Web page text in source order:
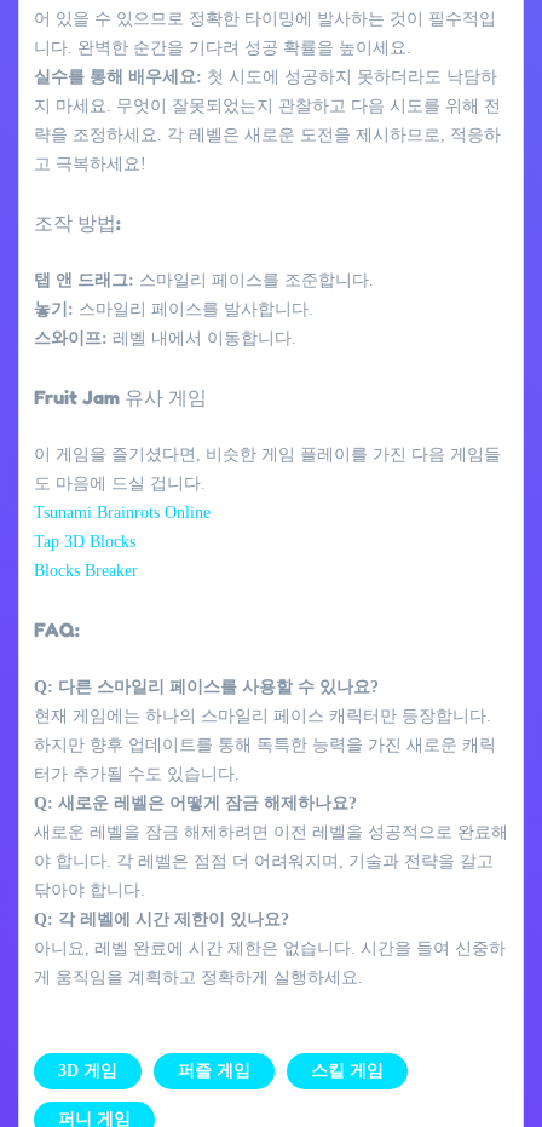
어 있을 수 있으므로 정확한 타이밍에 발사하는 것이 필수적입
니다. 완벽한 순간을 기다려 성공 확률을 높이세요.
실수를 통해 배우세요: 첫 시도에 성공하지 못하더라도 낙담하
지 마세요. 무엇이 잘못되었는지 관찰하고 다음 시도를 위해 전
략을 조정하세요. 각 레벨은 새로운 도전을 제시하므로, 적응하
고 극복하세요!
조작 방법:
탭 앤 드래그: 스마일리 페이스를 조준합니다.
놓기: 스마일리 페이스를 발사합니다.
스와이프: 레벨 내에서 이동합니다.
Fruit Jam 유사 게임
이 게임을 즐기셨다면, 비슷한 게임 플레이를 가진 다음 게임들
도 마음에 드실 겁니다.
Tsunami Brainrots Online
Tap 3D Blocks
Blocks Breaker
FAQ:
Q: 다른 스마일리 페이스를 사용할 수 있나요?
현재 게임에는 하나의 스마일리 페이스 캐릭터만 등장합니다.
하지만 향후 업데이트를 통해 독특한 능력을 가진 새로운 캐릭
터가 추가될 수도 있습니다.
Q: 새로운 레벨은 어떻게 잠금 해제하나요?
새로운 레벨을 잠금 해제하려면 이전 레벨을 성공적으로 완료해
야 합니다. 각 레벨은 점점 더 어려워지며, 기술과 전략을 갈고
닦아야 합니다.
Q: 각 레벨에 시간 제한이 있나요?
아니요, 레벨 완료에 시간 제한은 없습니다. 시간을 들여 신중하
게 움직임을 계획하고 정확하게 실행하세요.
3D 게임 퍼즐 게임 스킬 게임
퍼니 게임